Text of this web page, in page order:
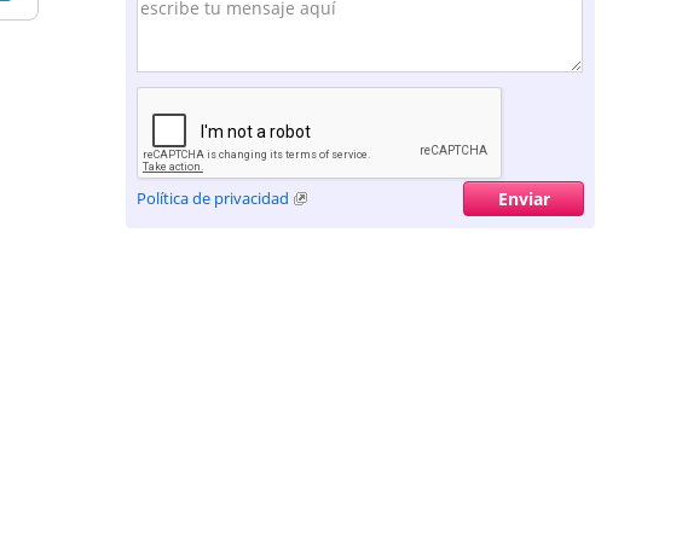
Política de privacidad